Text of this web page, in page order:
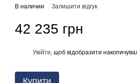
В наличии Залишити відгук
42 235 грн
Увійти , щоб відобразити
Купити